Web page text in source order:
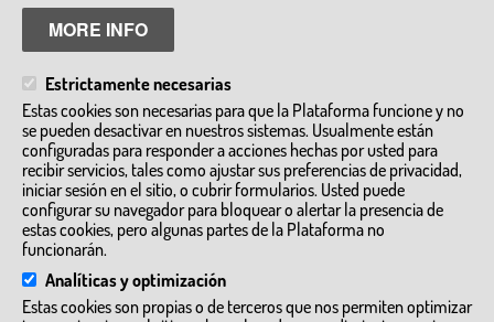
MORE INFO
Estrictamente necesarias
Estas cookies son necesarias para que la Plataforma funcione y no
se pueden desactivar en nuestros sistemas. Usualmente están
configuradas para responder a acciones hechas por usted para
recibir servicios, tales como ajustar sus preferencias de privacidad,
iniciar sesión en el sitio, o cubrir formularios. Usted puede
configurar su navegador para bloquear o alertar la presencia de
estas cookies, pero algunas partes de la Plataforma no
funcionarán.
Analíticas y optimización
Estas cookies son propias o de terceros que nos permiten optimizar
Visitas guiadas
Alojamientos y complejos de ocio
MÁS INFORMACIÓN
www.turismocastillalamancha.es
cultura.castillalamancha.es
dgturismo-artesania@jccm.es